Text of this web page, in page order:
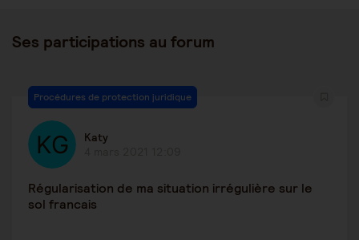
Ses participations au forum
Procédures de protection juridique
Katy
Régularisation de ma situation irrégulière sur le
sol francais